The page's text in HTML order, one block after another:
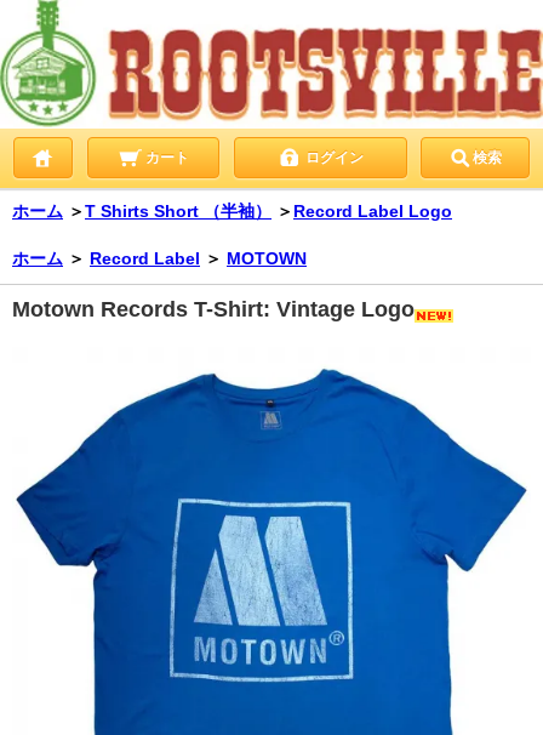
カート ログイン 検索
ホーム ＞T Shirts Short （半袖） ＞ Record Label Logo
ホーム ＞ Record Label ＞ MOTOWN
Motown Records T-Shirt: Vintage Logo